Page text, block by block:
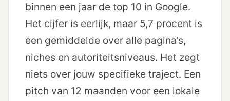
binnen een jaar de top 10 in Google.
Het cijfer is eerlijk, maar 5,7 procent is
een gemiddelde over alle pagina’s,
niches en autoriteits­niveaus. Het zegt
niets over jouw specifieke traject. Een
pitch van 12 maanden voor een lokale